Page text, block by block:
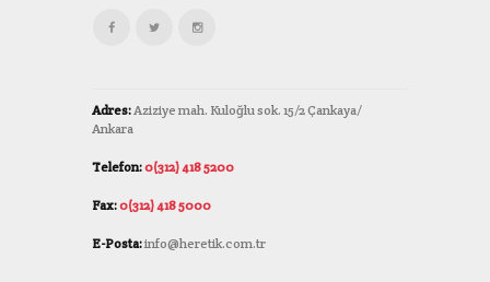
Adres: Aziziye mah. Kuloğlu sok. 15/2 Çankaya/
Ankara
Telefon:0(312) 418 5200
Fax:0(312) 418 5000
E-Posta:info@heretik.com.tr